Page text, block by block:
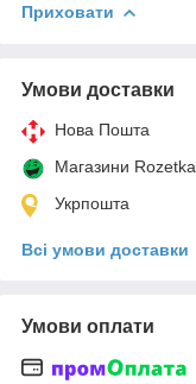
Приховати
Умови доставки
Нова Пошта
Магазини Rozetka
Укрпошта
Всі умови доставки
Умови оплати